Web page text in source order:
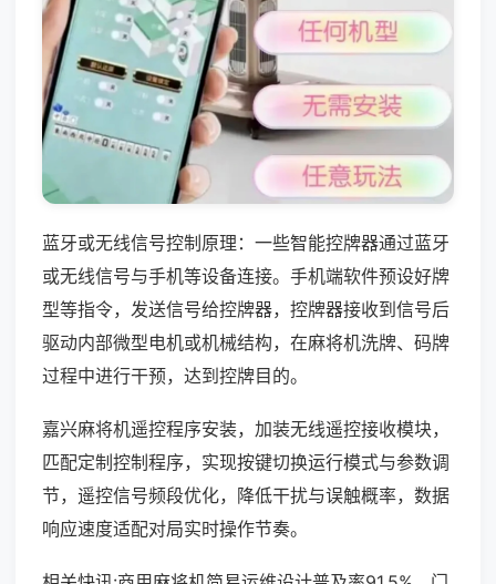
蓝牙或无线信号控制原理：一些智能控牌器通过蓝牙
或无线信号与手机等设备连接。手机端软件预设好牌
型等指令，发送信号给控牌器，控牌器接收到信号后
驱动内部微型电机或机械结构，在麻将机洗牌、码牌
过程中进行干预，达到控牌目的。
嘉兴麻将机遥控程序安装，加装无线遥控接收模块，
匹配定制控制程序，实现按键切换运行模式与参数调
节，遥控信号频段优化，降低干扰与误触概率，数据
响应速度适配对局实时操作节奏。